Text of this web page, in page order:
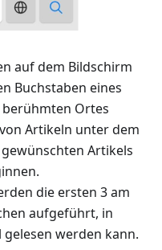
auf dem Bildschirm
Buchstaben eines
berühmten Ortes
Artikeln unter dem
Artikels
die ersten 3 am
aufgeführt, in
werden kann.